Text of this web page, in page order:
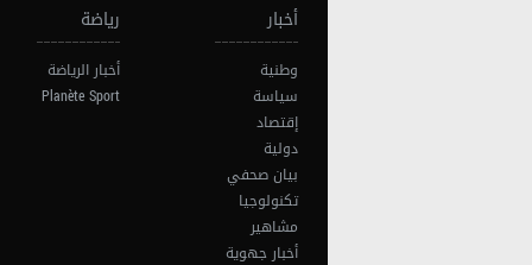
أخبار
وطنية
سياسة
إقتصاد
دولية
بيان صحفي
تكنولوجيا
مشاهير
أخبار جهوية
رياضة
أخبار الرياضة
Planète Sport